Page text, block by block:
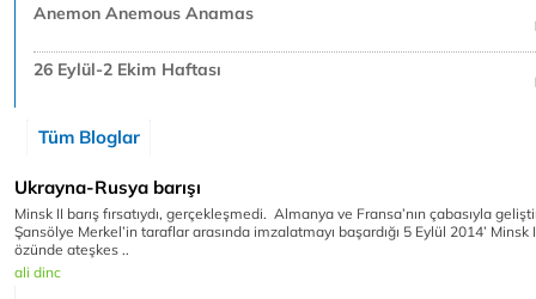
Anemon Anemous Anamas
26 Eylül-2 Ekim Haftası
Tüm Bloglar
Ukrayna-Rusya barışı
Minsk II barış fırsatıydı, gerçekleşmedi. Almanya ve Fransa’nın çabasıyla
Şansölye Merkel’in taraflar arasında imzalatmayı başardığı 5 Eylül 2014’ Minsk
özünde ateşkes ..
ali dinc